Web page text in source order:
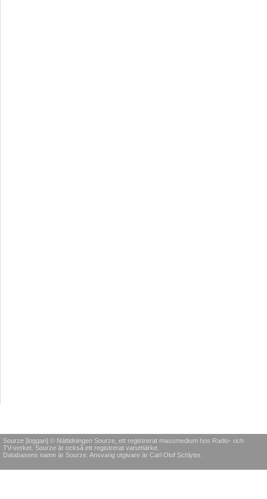
Sourze [loggan] © Nättidningen Sourze, ett registrerat massmedium hos Radio- och
TV-verket. Sourze är också ett registrerat varumärke.
Databasens namn är Sourze. Ansvarig utgivare är Carl Olof Schlyter.